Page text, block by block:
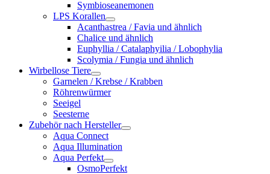
Symbioseanemonen
LPS Korallen
Acanthastrea / Favia und ähnlich
Chalice und ähnlich
Euphyllia / Catalaphyilia / Lobophylia
Scolymia / Fungia und ähnlich
Wirbellose Tiere
Garnelen / Krebse / Krabben
Röhrenwürmer
Seeigel
Seesterne
Zubehör nach Hersteller
Aqua Connect
Aqua Illumination
Aqua Perfekt
OsmoPerfekt